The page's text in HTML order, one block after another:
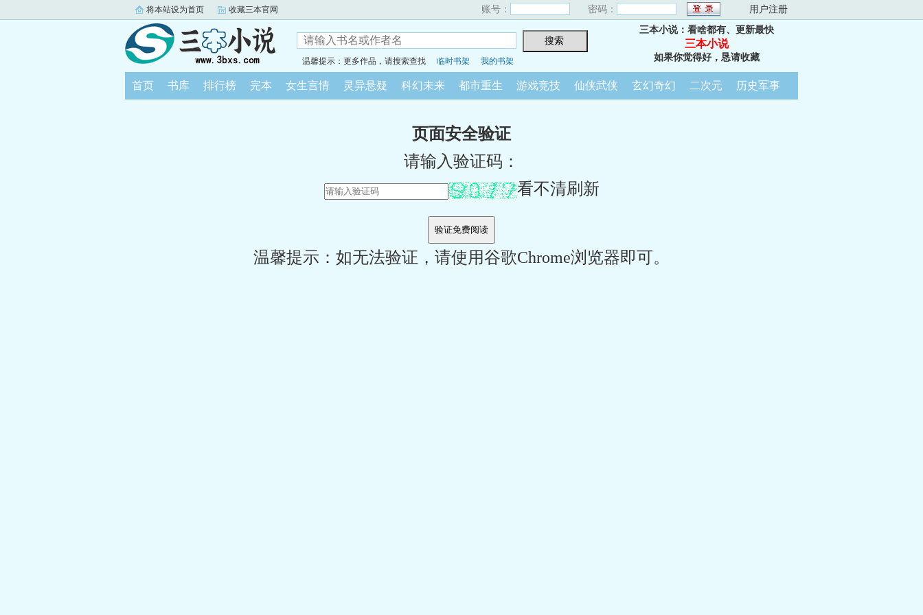
将本站设为首页 收藏三本官网 账号： 密码： 用户注册
温馨提示：更多作品，请搜索查找 临时书架 我的书架
三本小说：看啥都有、更新最快
三本小说
如果你觉得好，恳请收藏
首页 书库 排行榜 完本 女生言情 灵异悬疑 科幻未来 都市重生 游戏竞技 仙侠武侠 玄幻奇幻 二次元 历史军事
页面安全验证
请输入验证码：
看不清刷新
温馨提示：如无法验证，请使用谷歌Chrome浏览器即可。